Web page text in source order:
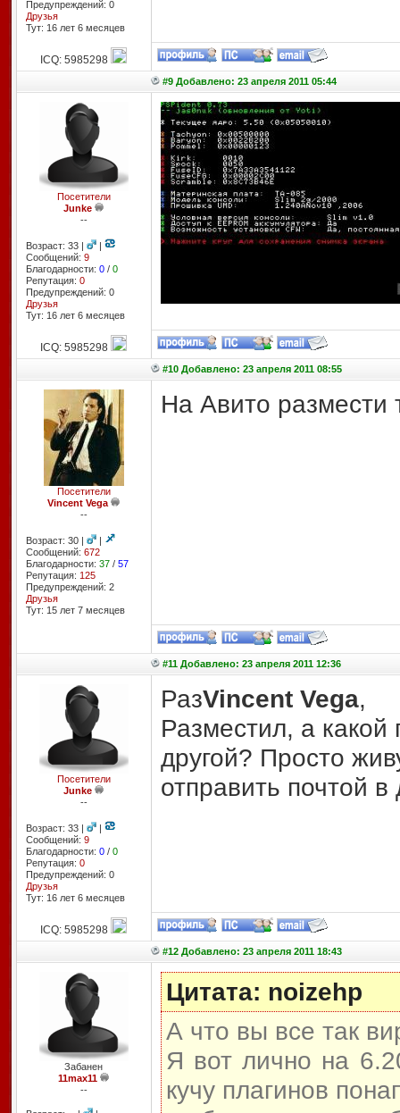
Предупреждений: 0
Друзья
Тут: 16 лет 6 месяцев
ICQ: 5985298
#9 Добавлено: 23 апреля 2011 05:44
Посетители
Junke
--
Возраст: 33 |
|
Сообщений: 9
Благодарности: 0/ 0
Репутация: 0
Предупреждений: 0
Друзья
Тут: 16 лет 6 месяцев
ICQ: 5985298
#10 Добавлено: 23 апреля 2011 08:55
Посетители
Vincent Vega
--
Возраст: 30 |
|
Сообщений: 672
Благодарности: 37/ 57
Репутация: 125
Предупреждений: 2
Друзья
Тут: 15 лет 7 месяцев
На Авито размести
#11 Добавлено: 23 апреля 2011 12:36
Посетители
Junke
--
Возраст: 33 |
|
Сообщений: 9
Благодарности: 0/ 0
Репутация: 0
Предупреждений: 0
Друзья
Тут: 16 лет 6 месяцев
РазVincent Vega,
Разместил, а какой
другой? Просто
отправить почтой в
ICQ: 5985298
#12 Добавлено: 23 апреля 2011 18:43
Забанен
11max11
--
Цитата: noizehp
А что вы все так
Я вот лично на
кучу плагинов